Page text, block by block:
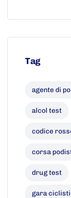
Tag
agente di
alcol test
codice
corsa
drug test
gara